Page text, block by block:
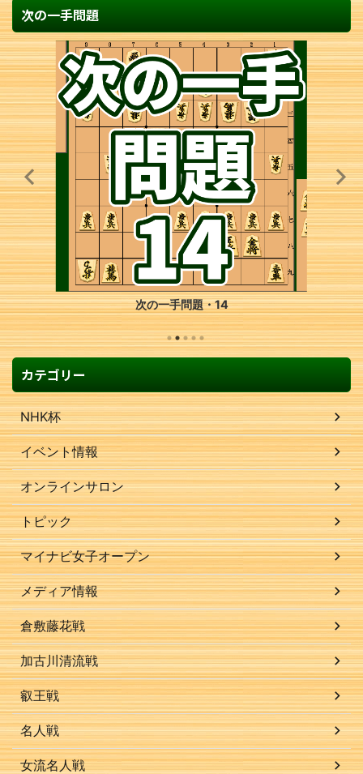
次の一手問題
次の一手問題・14
カテゴリー
NHK杯
イベント情報
オンラインサロン
トピック
マイナビ女子オープン
メディア情報
倉敷藤花戦
加古川清流戦
叡王戦
名人戦
女流名人戦